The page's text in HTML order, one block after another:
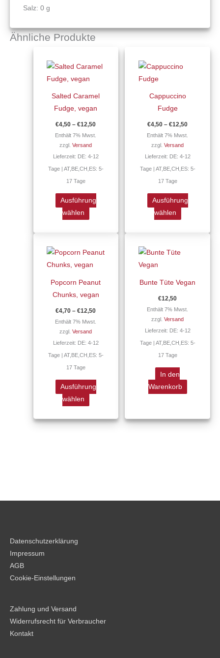
Salz: 0 g
Ähnliche Produkte
Salted Caramel
Fudge, vegan
€4,50 –€12,50
Preisspanne:
bis
Enthält 7% Mwst.
zzgl.Versand
Lieferzeit: DE: 4-12
Tage | AT,BE,CH,ES: 5-
17 Tage
Ausführung
wählen
Produkt
weist
Die
Optionen
gewählt
Cappuccino
Fudge
€4,50 –€12,50
Enthält 7% Mwst.
zzgl.Versand
Lieferzeit: DE: 4-12
Tage | AT,BE,CH,ES: 5-
17 Tage
Ausführung
wählen
Produkt
Die
Optionen
gewählt
Popcorn Peanut
Chunks, vegan
€4,70 –€12,50
Preisspanne:
bis
Enthält 7% Mwst.
zzgl.Versand
Lieferzeit: DE: 4-12
Tage | AT,BE,CH,ES: 5-
17 Tage
Ausführung
wählen
Produkt
weist
auf.
Die
Optionen
gewählt
Bunte Tüte Vegan
€12,50
Enthält 7% Mwst.
zzgl.Versand
Lieferzeit: DE: 4-12
Tage | AT,BE,CH,ES: 5-
17 Tage
In den
Warenkorb
Datenschutzerklärung
Impressum
AGB
Cookie-Einstellungen
Zahlung und Versand
Widerrufsrecht für Verbraucher
Kontakt